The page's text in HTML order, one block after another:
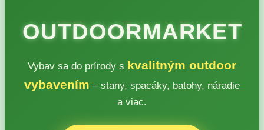
OUTDOORMARKET
Vybav sa do prírody s kvalitným outdoor
vybavením – stany, spacáky, batohy, náradie
a viac.